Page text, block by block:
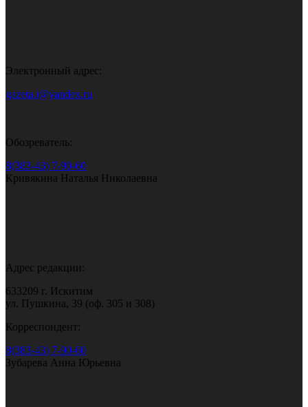
Электронный адрес:
gazeta.i@yandex.ru
Обозреватель:
8(383-43) 7-90-60
Кривякина Наталья Николаевна
Адрес редакции:
633209 г. Искитим
ул. Пушкина, 39 (оф. 305 и 308)
Корреспондент:
8(383-43) 7-90-60
Зубарева Анна Юрьевна